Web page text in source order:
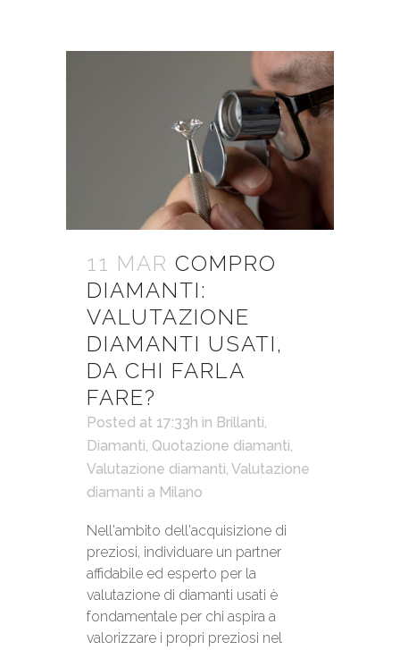
11 MAR COMPRO
DIAMANTI:
VALUTAZIONE
DIAMANTI USATI,
DA CHI FARLA
FARE?
Posted at 17:33h in Brillanti,
Diamanti, Quotazione diamanti,
Valutazione diamanti, Valutazione
diamanti a Milano
Nell'ambito dell'acquisizione di
preziosi, individuare un partner
affidabile ed esperto per la
valutazione di diamanti usati è
fondamentale per chi aspira a
valorizzare i propri preziosi nel